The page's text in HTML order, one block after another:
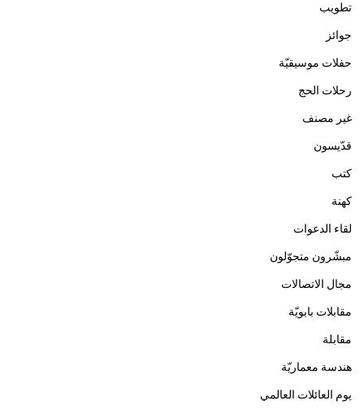
تطويب
جوائز
حفلات موسيقيّة
رحلات الحج
غير مصنف
قدّيسون
كتب
كهنة
لقاء الدعوات
مبشّرون متجوّلون
مجال الاتصالات
مقابلات بابويّة
مقابلة
هندسة معماريّة
يوم العائلات العالمي